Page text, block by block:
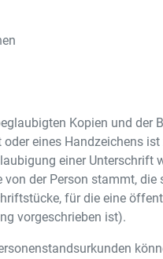
Kopien und der
oder eines Handzeichens
einer Unterschrift
von der Person stammt, die
für die eine
vorgeschrieben ist).